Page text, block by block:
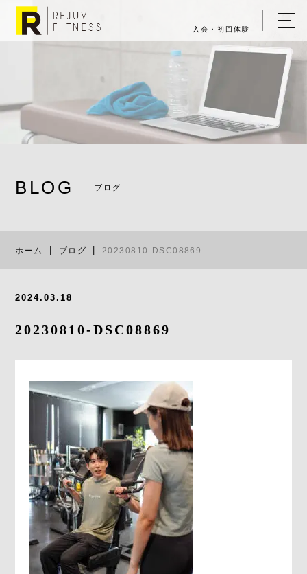
入会・初回体験
BLOG ブログ
ホーム ブログ 20230810-DSC08869
2024.03.18
20230810-DSC08869
ホーム
キャンペーン情報
▼ REJUV FITNESSについて
店舗一覧
よくあるご質問
058-338-3504
入会・初回体験はこちら